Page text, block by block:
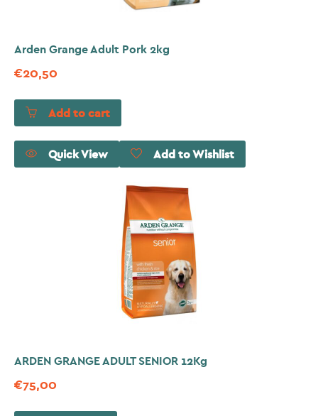
Arden Grange Adult Pork 2kg
€20,50
Add to cart
Quick View Add to Wishlist
ARDEN GRANGE ADULT SENIOR 12Kg
€75,00